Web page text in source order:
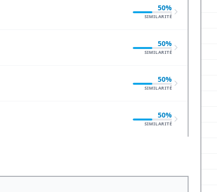
50%
SIMILARITÉ
50%
SIMILARITÉ
50%
SIMILARITÉ
50%
SIMILARITÉ